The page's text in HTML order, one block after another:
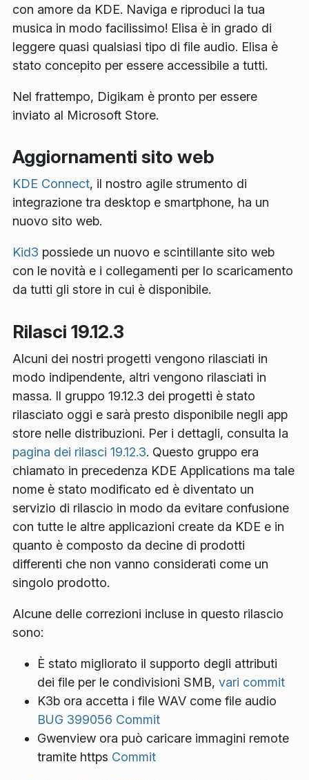
con amore da KDE. Naviga e riproduci la tua
musica in modo facilissimo! Elisa è in grado di
leggere quasi qualsiasi tipo di file audio. Elisa è
stato concepito per essere accessibile a tutti.
Nel frattempo, Digikam è pronto per essere
inviato al Microsoft Store.
Aggiornamenti sito web
KDE Connect, il nostro agile strumento di
integrazione tra desktop e smartphone, ha un
nuovo sito web.
Kid3 possiede un nuovo e scintillante sito web
con le novità e i collegamenti per lo scaricamento
da tutti gli store in cui è disponibile.
Rilasci 19.12.3
Alcuni dei nostri progetti vengono rilasciati in
modo indipendente, altri vengono rilasciati in
massa. Il gruppo 19.12.3 dei progetti è stato
rilasciato oggi e sarà presto disponibile negli app
store nelle distribuzioni. Per i dettagli, consulta la
pagina dei rilasci 19.12.3. Questo gruppo era
chiamato in precedenza KDE Applications ma tale
nome è stato modificato ed è diventato un
servizio di rilascio in modo da evitare confusione
con tutte le altre applicazioni create da KDE e in
quanto è composto da decine di prodotti
differenti che non vanno considerati come un
singolo prodotto.
Alcune delle correzioni incluse in questo rilascio
sono:
È stato migliorato il supporto degli attributi
dei file per le condivisioni SMB, vari commit
K3b ora accetta i file WAV come file audio
BUG 399056 Commit
Gwenview ora può caricare immagini remote
tramite https Commit